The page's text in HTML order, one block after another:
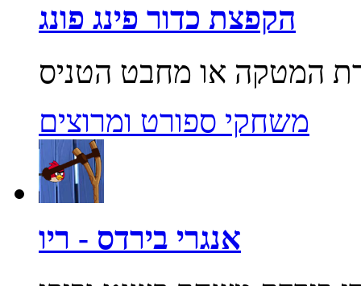
הקפצת כדור פינג פונג
משחקי ספורט ומרוצים
אנגרי בירדס - ריו